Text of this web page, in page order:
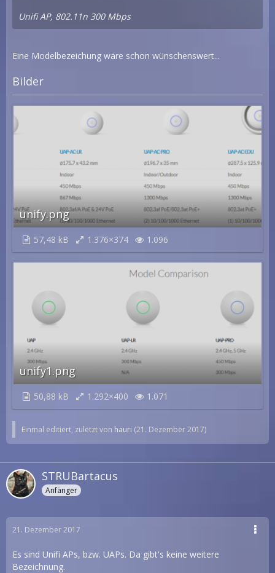
Unifi AP, 802.11n 300 Mbps
Eine Modelbezeichung wäre schon wünschenswert...
Bilder
unify.png
57,48 kB 1.376×374 1.096
unify1.png
50,88 kB 1.292×400 1.071
Einmal editiert, zuletzt von hauri (21. Dezember 2017)
STRUBartacus
Anfänger
21. Dezember 2017
Es sind Unifi APs, bzw. UAPs. Da gibt's keine weitere
Bezeichnung.